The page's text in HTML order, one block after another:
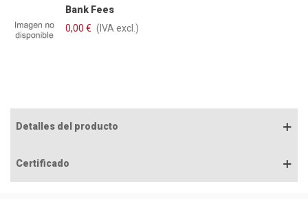
Bank Fees
0,00 € (IVA excl.)
Detalles del producto
Certificado